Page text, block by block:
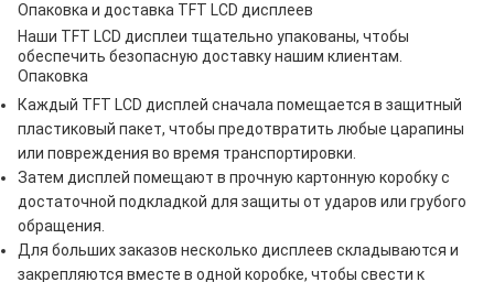
Опаковка и доставка TFT LCD дисплеев
Наши TFT LCD дисплеи тщательно упакованы, чтобы
обеспечить безопасную доставку нашим клиентам.
Опаковка
Каждый TFT LCD дисплей сначала помещается в защитный
пластиковый пакет, чтобы предотвратить любые царапины
или повреждения во время транспортировки.
Затем дисплей помещают в прочную картонную коробку с
достаточной подкладкой для защиты от ударов или грубого
обращения.
Для больших заказов несколько дисплеев складываются и
закрепляются вместе в одной коробке, чтобы свести к